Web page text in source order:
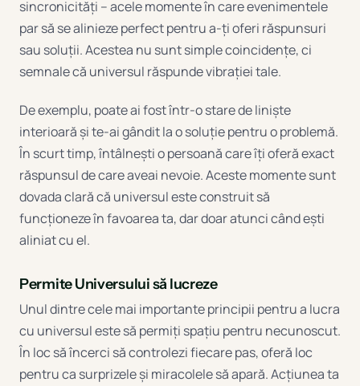
sincronicități – acele momente în care evenimentele
par să se alinieze perfect pentru a-ți oferi răspunsuri
sau soluții. Acestea nu sunt simple coincidențe, ci
semnale că universul răspunde vibrației tale.
De exemplu, poate ai fost într-o stare de liniște
interioară și te-ai gândit la o soluție pentru o problemă.
În scurt timp, întâlnești o persoană care îți oferă exact
răspunsul de care aveai nevoie. Aceste momente sunt
dovada clară că universul este construit să
funcționeze în favoarea ta, dar doar atunci când ești
aliniat cu el.
Permite Universului să lucreze
Unul dintre cele mai importante principii pentru a lucra
cu universul este să permiți spațiu pentru necunoscut.
În loc să încerci să controlezi fiecare pas, oferă loc
pentru ca surprizele și miracolele să apară. Acțiunea ta